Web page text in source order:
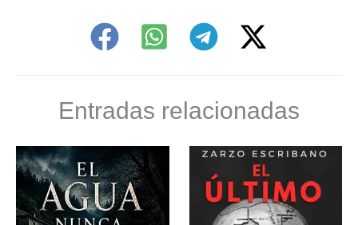
Entradas relacionadas